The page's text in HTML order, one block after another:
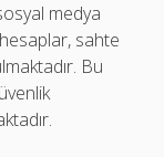
medya
sahte
Bu